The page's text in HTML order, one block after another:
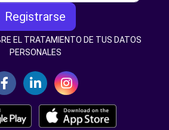
Registrarse
EL TRATAMIENTO DE TUS DATOS
PERSONALES